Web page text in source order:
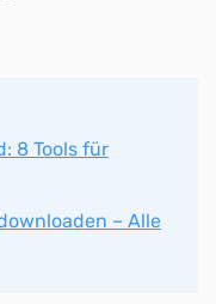
8 Tools für
– Alle